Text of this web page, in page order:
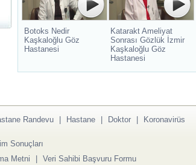
Botoks Nedir
Kaşkaloğlu Göz
Hastanesi
Katarakt Ameliyat
Sonrası Gözlük İzmir
Kaşkaloğlu Göz
Hastanesi
Randevu | Hastane | Doktor |
Koronavirüs
Sonuçları
Metni | Veri Sahibi Başvuru Formu